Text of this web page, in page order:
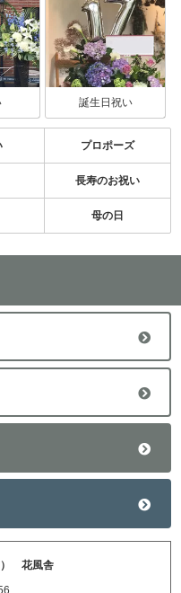
誕生日祝い
プロポーズ
長寿のお祝い
母の日
） 花風舎